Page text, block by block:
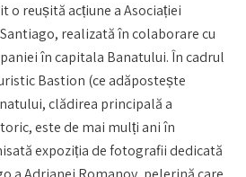
o reușită acțiune a Asociației
realizată în colaborare cu
în capitala Banatului. În cadrul
Bastion (ce adăpostește
clădirea principală a
este de mai mulți ani în
expoziția de fotografii dedicată